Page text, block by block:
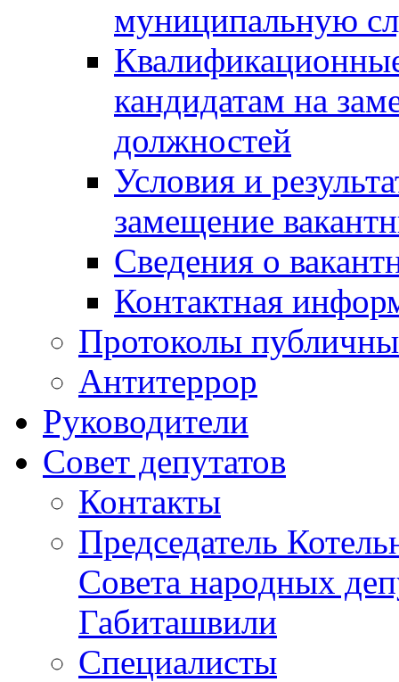
муниципальную
кандидатам на
должностей
Условия и
замещение
Сведения о
Контактная
Протоколы
Антитеррор
Руководители
Совет депутатов
Контакты
Председатель
Совета народных
Габиташвили
Специалисты